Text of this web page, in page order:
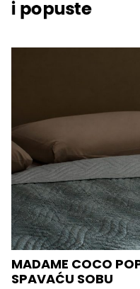
i popuste
MADAME COCO
SPAVAĆU SOBU